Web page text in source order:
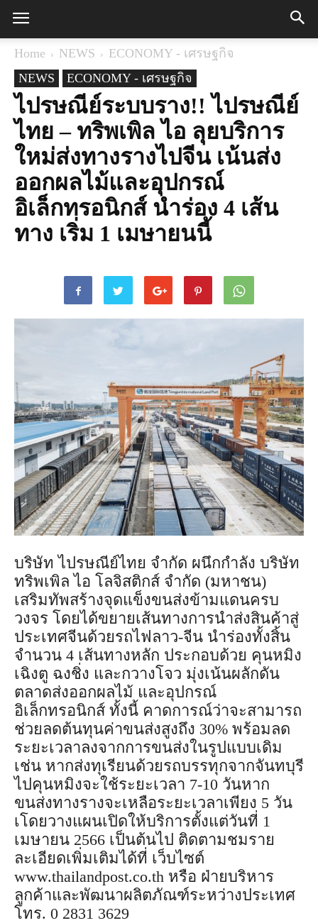
Home NEWS
ECONOMY - เศรษฐกิจ
NEWS
ECONOMY - เศรษฐกิจ
ไปรษณีย์ระบบราง!! ไปรษณีย์
ไทย – ทริพเพิล ไอ ลุยบริการ
ใหม่ส่งทางรางไปจีน เน้นส่ง
ออกผลไม้และอุปกรณ์
อิเล็กทรอนิกส์ นำร่อง 4 เส้น
ทาง เริ่ม 1 เมษายนนี้
บริษัท ไปรษณีย์ไทย จำกัด ผนึกกำลัง บริษัท
ทริพเพิล ไอ โลจิสติกส์ จำกัด (มหาชน)
เสริมทัพสร้างจุดแข็งขนส่งข้ามแดนครบ
วงจร โดยได้ขยายเส้นทางการนำส่งสินค้าสู่
ประเทศจีนด้วยรถไฟลาว-จีน นำร่องทั้งสิ้น
จำนวน 4 เส้นทางหลัก ประกอบด้วย คุนหมิง
เฉิงตู ฉงชิ่ง และกวางโจว มุ่งเน้นผลักดัน
ตลาดส่งออกผลไม้ และอุปกรณ์
อิเล็กทรอนิกส์ ทั้งนี้ คาดการณ์ว่าจะสามารถ
ช่วยลดต้นทุนค่าขนส่งสูงถึง 30% พร้อมลด
ระยะเวลาลงจากการขนส่งในรูปแบบเดิม
เช่น หากส่งทุเรียนด้วยรถบรรทุกจากจันทบุรี
ไปคุนหมิงจะใช้ระยะเวลา 7-10 วันหาก
ขนส่งทางรางจะเหลือระยะเวลาเพียง 5 วัน
เโดยวางแผนเปิดให้บริการตั้งแต่วันที่ 1
เมษายน 2566 เป็นต้นไป ติดตามชมราย
ละเอียดเพิ่มเติมได้ที่ เว็บไซต์
www.thailandpost.co.th หรือ ฝ่ายบริหาร
ลูกค้าและพัฒนาผลิตภัณฑ์ระหว่างประเทศ
โทร. 0 2831 3629